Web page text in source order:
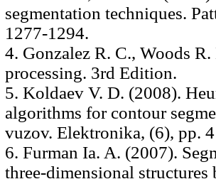
segmentation techniques.
1277-1294.
4. Gonzalez R. C., Woods
processing. 3rd Edition.
5. Koldaev V. D. (2008).
algorithms for contour
vuzov. Elektronika, (6), pp.
6. Furman Ia. A. (2007).
three-dimensional structures